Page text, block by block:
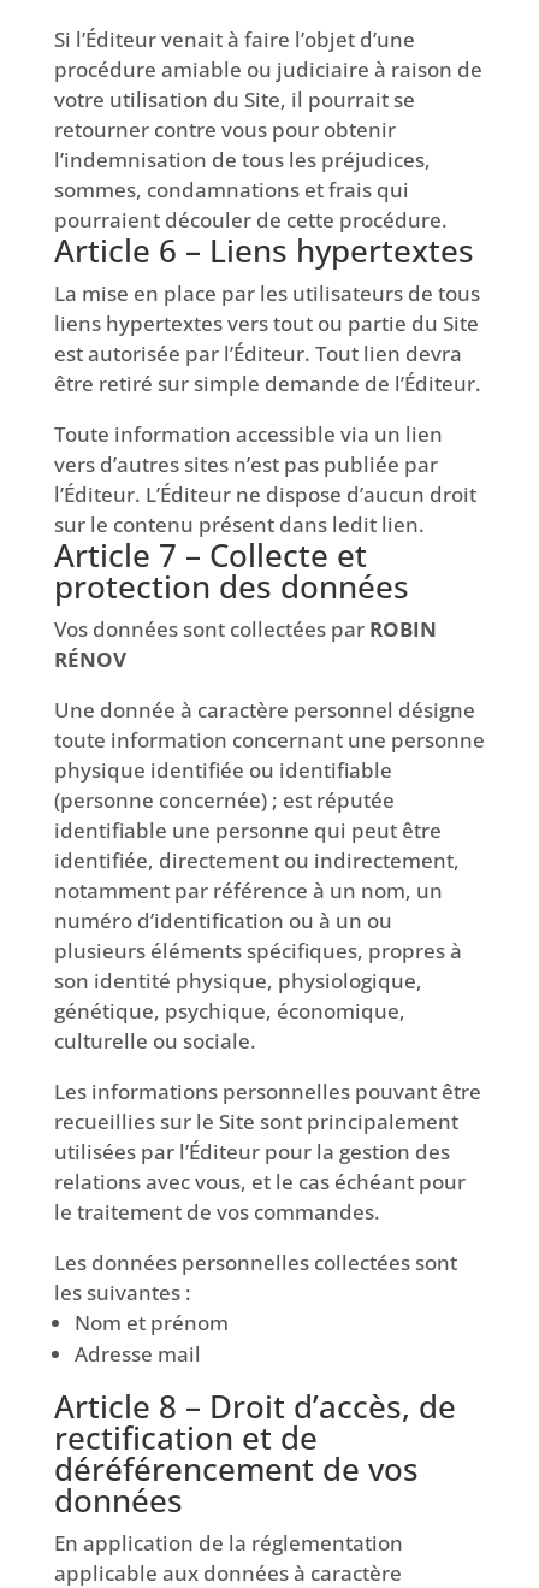
Si l’Éditeur venait à faire l’objet d’une
procédure amiable ou judiciaire à raison de
votre utilisation du Site, il pourrait se
retourner contre vous pour obtenir
l’indemnisation de tous les préjudices,
sommes, condamnations et frais qui
pourraient découler de cette procédure.
Article 6 – Liens hypertextes
La mise en place par les utilisateurs de tous
liens hypertextes vers tout ou partie du Site
est autorisée par l’Éditeur. Tout lien devra
être retiré sur simple demande de l’Éditeur.
Toute information accessible via un lien
vers d’autres sites n’est pas publiée par
l’Éditeur. L’Éditeur ne dispose d’aucun droit
sur le contenu présent dans ledit lien.
Article 7 – Collecte et
protection des données
Vos données sont collectées par ROBIN
RÉNOV
Une donnée à caractère personnel désigne
toute information concernant une personne
physique identifiée ou identifiable
(personne concernée) ; est réputée
identifiable une personne qui peut être
identifiée, directement ou indirectement,
notamment par référence à un nom, un
numéro d’identification ou à un ou
plusieurs éléments spécifiques, propres à
son identité physique, physiologique,
génétique, psychique, économique,
culturelle ou sociale.
Les informations personnelles pouvant être
recueillies sur le Site sont principalement
utilisées par l’Éditeur pour la gestion des
relations avec vous, et le cas échéant pour
le traitement de vos commandes.
Les données personnelles collectées sont
les suivantes :
Nom et prénom
Adresse mail
Article 8 – Droit d’accès, de
rectification et de
déréférencement de vos
données
En application de la réglementation
applicable aux données à caractère